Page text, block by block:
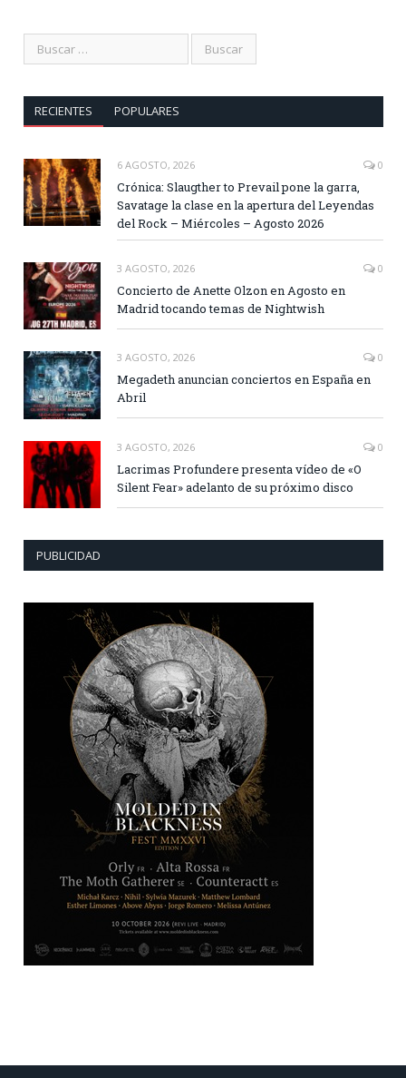
RECIENTES POPULARES
6 AGOSTO, 2026 0
Crónica: Slaugther to Prevail pone la garra,
Savatage la clase en la apertura del Leyendas
del Rock – Miércoles – Agosto 2026
3 AGOSTO, 2026 0
Concierto de Anette Olzon en Agosto en
Madrid tocando temas de Nightwish
3 AGOSTO, 2026 0
Megadeth anuncian conciertos en España en
Abril
3 AGOSTO, 2026 0
Lacrimas Profundere presenta vídeo de «O
Silent Fear» adelanto de su próximo disco
PUBLICIDAD